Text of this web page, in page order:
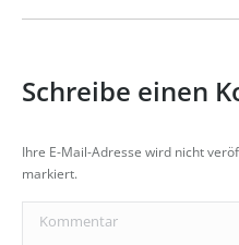
Schreibe einen
Ihre E-Mail-Adresse wird nicht
markiert.
Kommentar